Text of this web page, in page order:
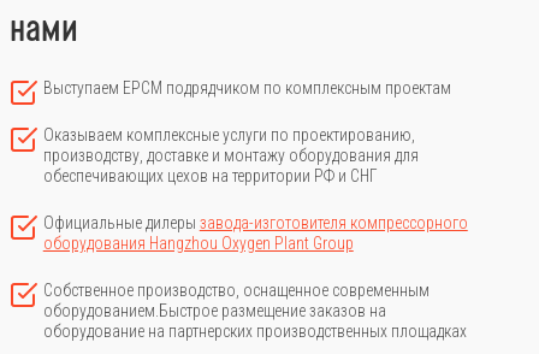
нами
Выступаем ЕРСМ подрядчиком по комплексным проектам
Оказываем комплексные услуги по проектированию,
производству, доставке и монтажу оборудования для
обеспечивающих цехов на территории РФ и СНГ
Официальные дилеры завода-изготовителя компрессорного
оборудования Hangzhou Oxygen Plant Group
Собственное производство, оснащенное современным
оборудованием.Быстрое размещение заказов на
оборудование на партнерских производственных площадках